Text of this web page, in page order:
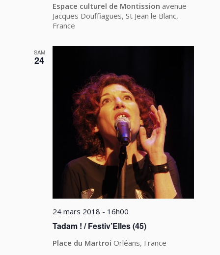
Espace culturel de Montissionavenue
Jacques Douffiagues, St Jean le Blanc,
France
SAM
24
Tadam ! / Festiv’Elles (45)
24 mars 2018 - 16h00
Place du MartroiOrléans, France